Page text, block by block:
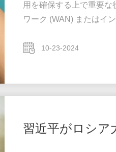
用を確保する上で重要な
ワーク (WAN) またはイ
イッチの合計効率的に転
10-23-2024
習近平がロシア